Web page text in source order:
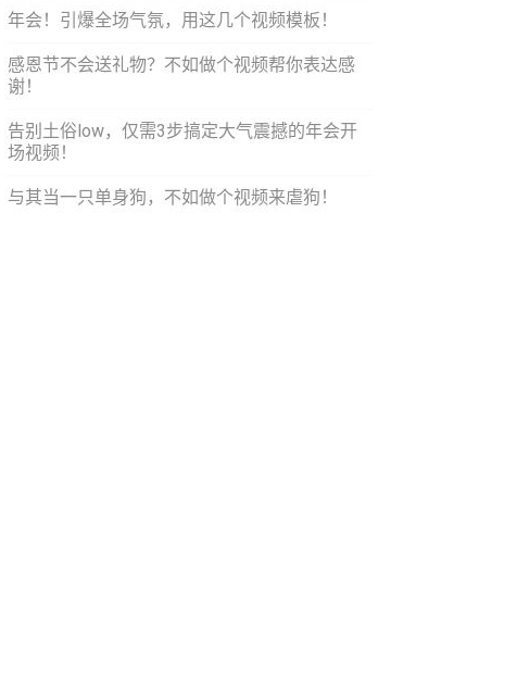
年会！引爆全场气氛，用这几个视频模板！
感恩节不会送礼物？不如做个视频帮你表达感
谢！
告别土俗low，仅需3步搞定大气震撼的年会开
场视频！
与其当一只单身狗，不如做个视频来虐狗！